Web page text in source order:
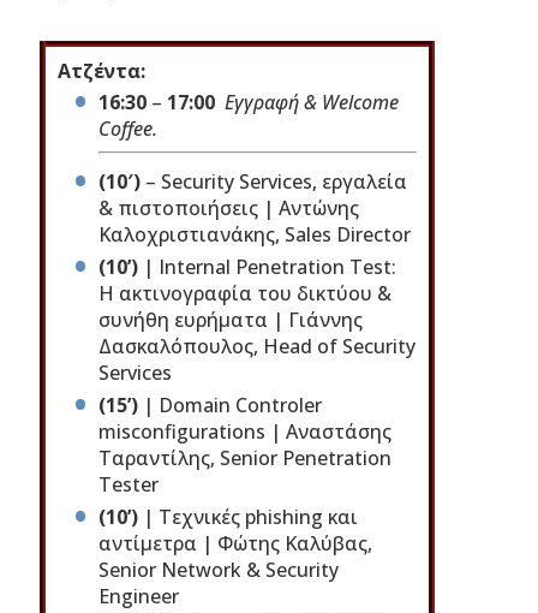
Ατζέντα:
16:30– 17:00 Εγγραφή & Welcome
Coffee.
(10′)– Security Services, εργαλεία
& πιστοποιήσεις | Αντώνης
Καλοχριστιανάκης, Sales Director
(10’)| Internal Penetration Test:
H ακτινογραφία του δικτύου &
συνήθη ευρήματα | Γιάννης
Δασκαλόπουλος, Head of Security
Services
(15’)| Domain Controler
misconfigurations | Αναστάσης
Ταραντίλης, Senior Penetration
Tester
(10’)| Τεχνικές phishing και
αντίμετρα | Φώτης Καλύβας,
Senior Network & Security
Engineer